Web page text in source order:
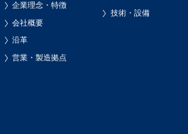
企業理念・特徴
会社概要
沿革
営業・製造拠点
技術・設備